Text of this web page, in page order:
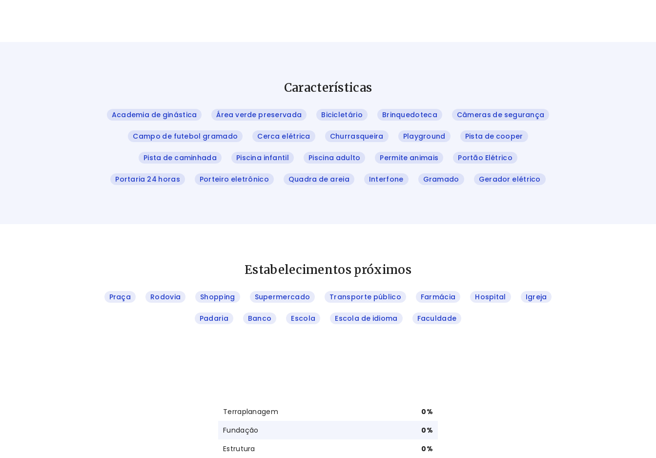
Características
Academia de ginástica Área verde preservada Bicicletário Brinquedoteca Câmeras de segurança
Campo de futebol gramado Cerca elétrica Churrasqueira Playground Pista de cooper
Pista de caminhada Piscina infantil Piscina adulto Permite animais Portão Elétrico
Portaria 24 horas Porteiro eletrônico Quadra de areia Interfone Gramado Gerador elétrico
Estabelecimentos próximos
Praça Rodovia Shopping Supermercado Transporte público Farmácia Hospital Igreja
Padaria Banco Escola Escola de idioma Faculdade
Terraplanagem 0%
Fundação
0%
Estrutura
0%